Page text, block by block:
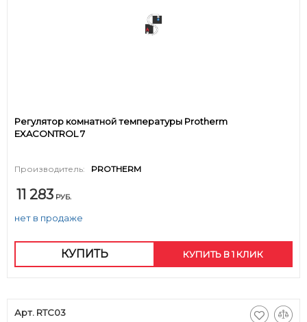
Регулятор комнатной температуры Protherm
EXACONTROL 7
Производитель: PROTHERM
11 283 РУБ.
нет в продаже
КУПИТЬ КУПИТЬ В 1 КЛИК
Арт. RTC03